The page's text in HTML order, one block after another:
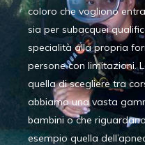
coloro che vogliono
sia per subacquei
specialità alla propria
persone con limitazioni.
quella di scegliere tra
abbiamo una vasta
bambini o che
esempio quella